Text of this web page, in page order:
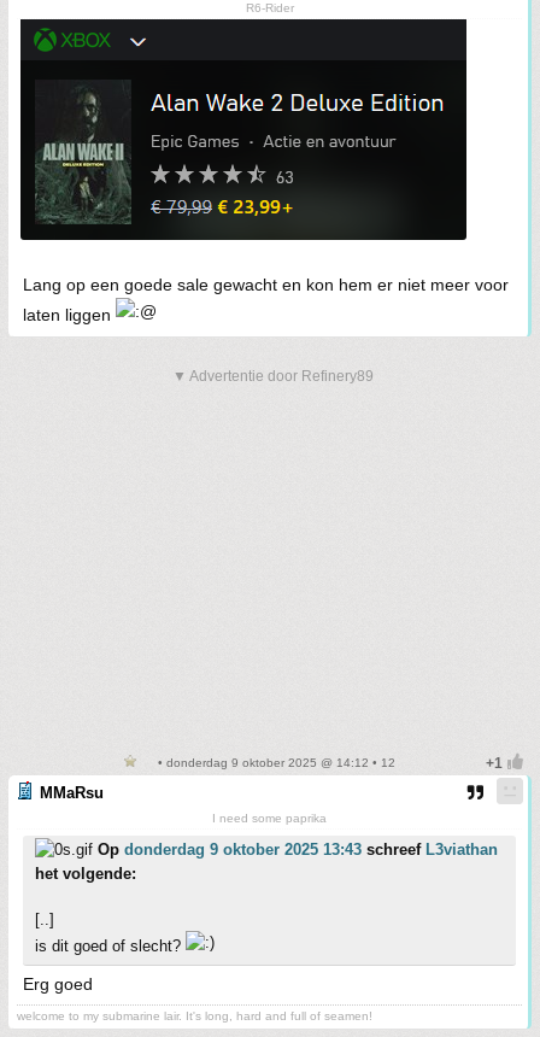
R6-Rider
Lang op een goede sale gewacht en kon hem er niet meer voor
laten liggen
▼ Advertentie door Refinery89
• donderdag 9 oktober 2025 @ 14:12 • 12
MMaRsu
I need some paprika
Op donderdag 9 oktober 2025 13:43 schreef L3viathan
het volgende:
[..]
is dit goed of slecht?
Erg goed
welcome to my submarine lair. It's long, hard and full of seamen!